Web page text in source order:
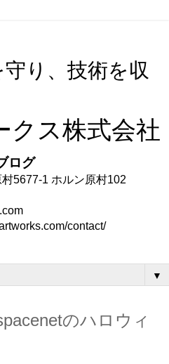
り、技術を収
クス株式会社
ログ
5677-1 ホルン原村102
contact/
▼
のハロウィ